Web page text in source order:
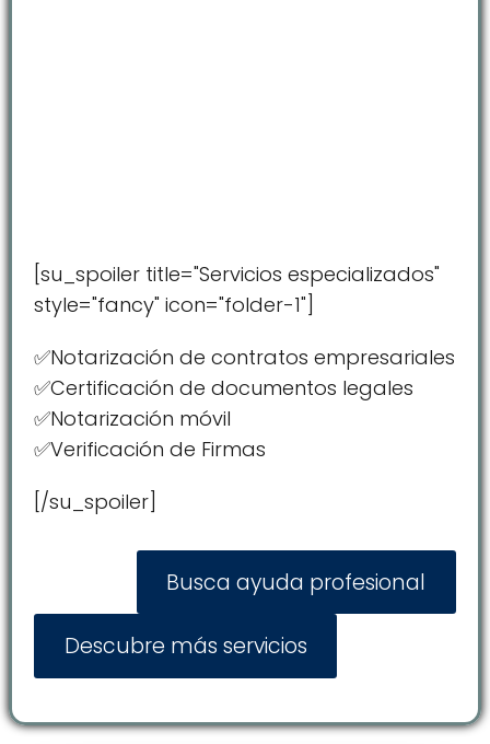
[su_spoiler title="Servicios especializados"
style="fancy" icon="folder-1"]
✅Notarización de contratos empresariales
✅Certificación de documentos legales
✅Notarización móvil
✅Verificación de Firmas
[/su_spoiler]
Busca ayuda profesional
Descubre más servicios